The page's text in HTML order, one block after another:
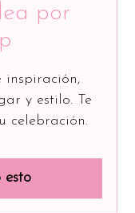
por
inspiración,
y estilo. Te
celebración.
esto